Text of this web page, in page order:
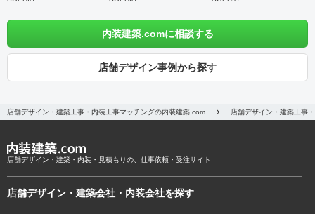
内装建築.comに相談する
店舗デザイン事例から探す
店舗デザイン・建築工事・内装工事マッチングの内装建築.com 店舗デザイン・建築工事
店舗デザイン・建築・内装・見積もりの、仕事依頼・受注サイト
店舗デザイン・建築会社・内装会社を探す